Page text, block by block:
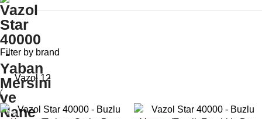
Filter by brand
Vazol 12
-6%
-6%